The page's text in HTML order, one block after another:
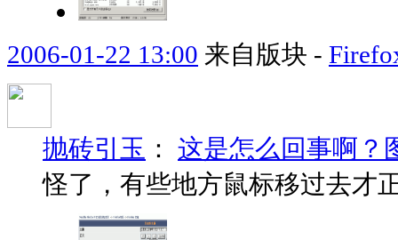
2006-01-22 13:00 来自版块 -
抛砖引玉 ： 这是怎么回事啊？
怪了，有些地方鼠标移过去